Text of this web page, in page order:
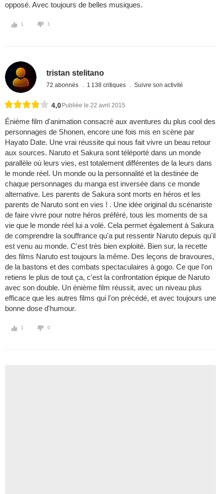
opposé. Avec toujours de belles musiques.
1 1
tristan stelitano
72 abonnés 1 138 critiques Suivre son activité
4,0 Publiée le 22 avril 2015
Énième film d'animation consacré aux aventures du plus cool des
personnages de Shonen, encore une fois mis en scène par
Hayato Date. Une vrai réussite qui nous fait vivre un beau retour
aux sources. Naruto et Sakura sont téléporté dans un monde
parallèle où leurs vies, est totalement différentes de la leurs dans
le monde réel. Un monde ou la personnalité et la destinée de
chaque personnages du manga est inversée dans ce monde
alternative. Les parents de Sakura sont morts en héros et les
parents de Naruto sont en vies ! . Une idée original du scénariste
de faire vivre pour notre héros préféré, tous les moments de sa
vie que le monde réel lui a volé. Cela permet également à Sakura
de comprendre la souffrance qu'a put ressentir Naruto depuis qu'il
est venu au monde. C'est très bien exploité. Bien sur, la recette
des films Naruto est toujours la même. Des leçons de bravoures,
de la bastons et des combats spectaculaires à gogo. Ce que l'on
retiens le plus de tout ça, c'est la confrontation épique de Naruto
avec son double. Un énième film réussit, avec un niveau plus
efficace que les autres films qui l'on précédé, et avec toujours une
bonne dose d'humour.
1 0